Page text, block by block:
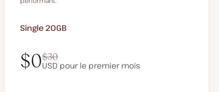
Single 20GB
$0$30
USD pour le premier mois